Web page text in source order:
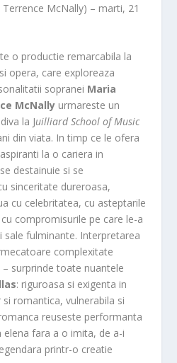
Terrence McNally) – marti, 21
o productie remarcabila la
opera, care exploreaza
sopranei Maria
McNally urmareste un
la Juilliard School of Music
din viata. In timp ce le ofera
la o cariera in
se destainuie si se
sinceritate dureroasa,
cu celebritatea, cu asteptarile
compromisurile pe care le-a
sale fulminante. Interpretarea
complexitate
surprinde toate nuantele
: riguroasa si exigenta in
romantica, vulnerabila si
reuseste performanta
fara a o imita, de a-i
printr-o creatie